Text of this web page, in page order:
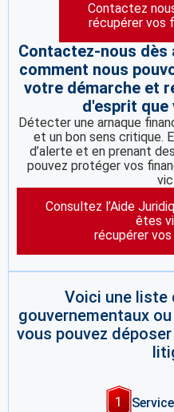
Contactez
récupérer vos
Contactez-nous dès
comment nous
votre démarche et
d'esprit que
Détecter une arnaque
et un bon sens critique.
d’alerte et en prenant
pouvez protéger vos
Consultez l’Aide
êtes
récupérer
Voici une liste
gouvernementaux
vous pouvez
1